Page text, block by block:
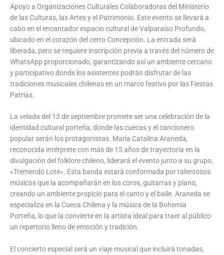
Apoyo a Organizaciones Culturales Colaboradoras del Ministerio
de las Culturas, las Artes y el Patrimonio. Este evento se llevará a
cabo en el encantador espacio cultural de Valparaíso Profundo,
ubicado en el corazón del cerro Concepción. La entrada será
liberada, pero se requiere inscripción previa a través del número de
WhatsApp proporcionado, garantizando así un ambiente cercano
y participativo donde los asistentes podrán disfrutar de las
tradiciones musicales chilenas en un marco festivo por las Fiestas
Patrias.
La velada del 13 de septiembre promete ser una celebración de la
identidad cultural porteña, donde las cuecas y el cancionero
popular serán los protagonistas. María Catalina Araneda,
reconocida intérprete con más de 15 años de trayectoria en la
divulgación del folklore chileno, liderará el evento junto a su grupo,
«Tremendo Lote». Esta banda estará conformada por talentosos
músicos que la acompañarán en los coros, guitarras y piano,
creando un ambiente propicio para el canto y el baile. Araneda se
especializa en la Cueca Chilena y la música de la Bohemia
Porteña, lo que la convierte en la artista ideal para traer al público
un repertorio lleno de emoción y tradición.
El concierto especial será un viaje musical que incluirá tonadas,